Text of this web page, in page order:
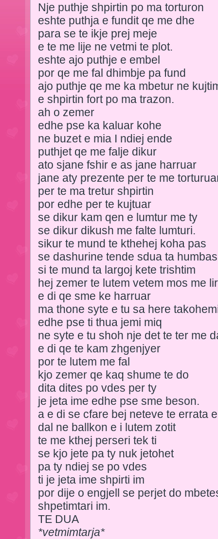
Nje puthje shpirtin po ma torturon
eshte puthja e fundit qe me dhe
para se te ikje prej meje
e te me lije ne vetmi te plot.
eshte ajo puthje e embel
por qe me fal dhimbje pa fund
ajo puthje qe me ka mbetur ne
e shpirtin fort po ma trazon.
ah o zemer
edhe pse ka kaluar kohe
ne buzet e mia I ndiej ende
puthjet qe me falje dikur
ato sjane fshir e as jane harruar
jane aty prezente per te me
per te ma tretur shpirtin
por edhe per te kujtuar
se dikur kam qen e lumtur me ty
se dikur dikush me falte lumturi.
sikur te mund te kthehej koha pas
se dashurine tende sdua ta humbas
si te mund ta largoj kete trishtim
hej zemer te lutem vetem mos me
e di qe sme ke harruar
ma thone syte e tu sa here
edhe pse ti thua jemi miq
ne syte e tu shoh nje det te ter me
e di qe te kam zhgenjyer
por te lutem me fal
kjo zemer qe kaq shume te do
dita dites po vdes per ty
je jeta ime edhe pse sme beson.
a e di se cfare bej neteve te errata
dal ne ballkon e i lutem zotit
te me kthej perseri tek ti
se kjo jete pa ty nuk jetohet
pa ty ndiej se po vdes
ti je jeta ime shpirti im
por dije o engjell se perjet do
shpetimtari im.
TE DUA
*vetmimtarja*